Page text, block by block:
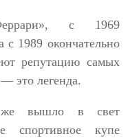
с 1969
1989 окончательно
репутацию самых
это легенда.
вышло в свет
спортивное купе